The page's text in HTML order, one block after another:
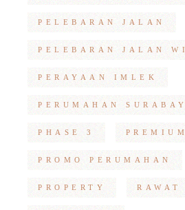
PELEBARAN JALAN
PELEBARAN JALAN
PERAYAAN IMLEK
PERUMAHAN
PHASE 3
PROMO PERUMAHAN
PROPERTY